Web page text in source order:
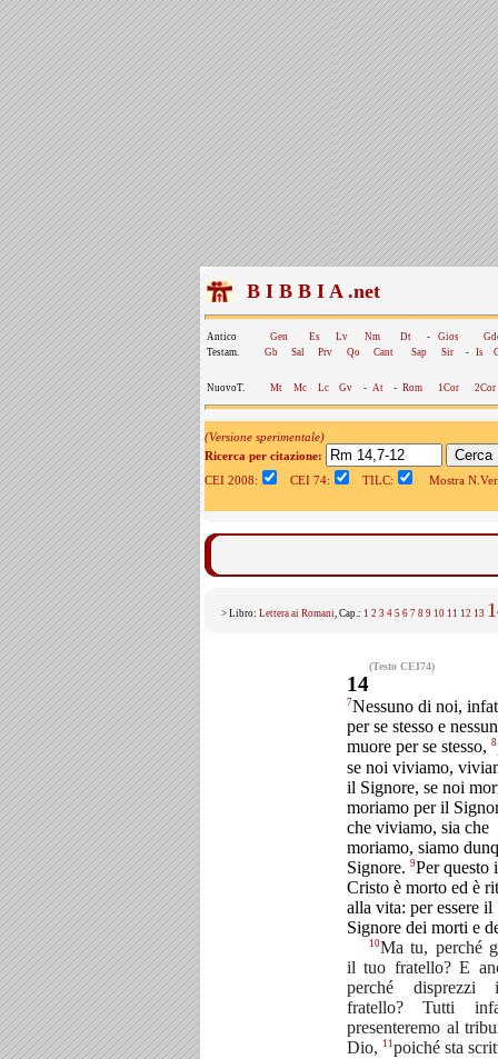
B I B B I A .net
Antico Gen Es Lv Nm Dt - Gios
Testam.
Gb Sal Prv Qo Cant Sap Sir - Is
NuovoT. Mt Mc Lc Gv - At - Rom 1Cor 2Cor
(Versione sperimentale)
Ricerca per citazione:
CEI 2008:
CEI 74: TILC: Mostra
> Libro: Lettera ai Romani, Cap.: 1 2 3 4 5 6 7 8 9 10 11 12 13
(Testo CEI74)
14
7Nessuno di noi,
per se stesso e
muore per se stesso, 8
se noi viviamo,
il Signore, se noi
moriamo per il
che viviamo, sia che
moriamo, siamo
Signore. 9Per questo
Cristo è morto ed è
alla vita: per essere il
Signore dei morti e
10Ma tu, perché
il tuo fratello? E
perché
fratello? Tutti
presenteremo al
Dio, 11poiché sta